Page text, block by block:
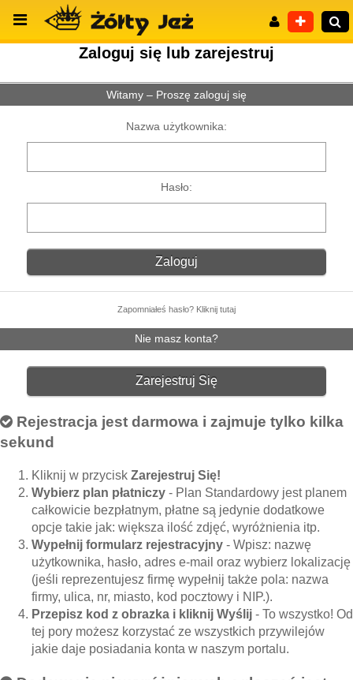
Wyszukiwanie zaawansowane
Zaloguj się lub zarejestruj
Witamy – Proszę zaloguj się
Nazwa użytkownika:
Hasło:
Zapomniałeś hasło? Kliknij tutaj
Nie masz konta?
Zarejestruj Się
Rejestracja jest darmowa i zajmuje tylko kilka
sekund
Kliknij w przycisk Zarejestruj Się!
Wybierz plan płatniczy - Plan Standardowy jest planem
całkowicie bezpłatnym, płatne są jedynie dodatkowe
opcje takie jak: większa ilość zdjęć, wyróżnienia itp.
Wypełnij formularz rejestracyjny - Wpisz: nazwę
użytkownika, hasło, adres e-mail oraz wybierz lokalizację
(jeśli reprezentujesz firmę wypełnij także pola: nazwa
firmy, ulica, nr, miasto, kod pocztowy i NIP.).
Przepisz kod z obrazka i kliknij Wyślij - To wszystko! Od
tej pory możesz korzystać ze wszystkich przywilejów
jakie daje posiadania konta w naszym portalu.